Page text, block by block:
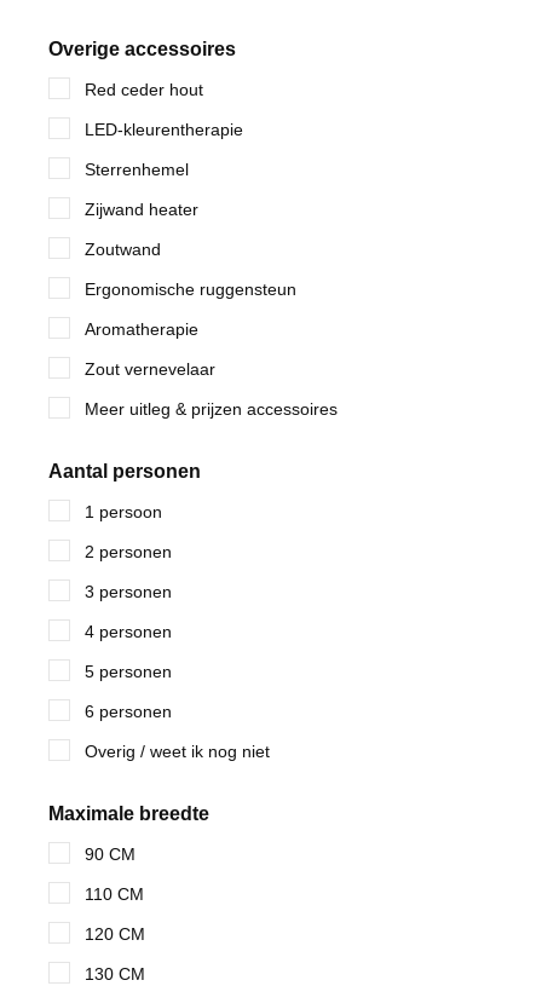
Overige accessoires
Red ceder hout
LED-kleurentherapie
Sterrenhemel
Zijwand heater
Zoutwand
Ergonomische ruggensteun
Aromatherapie
Zout vernevelaar
Meer uitleg & prijzen accessoires
Aantal personen
1 persoon
2 personen
3 personen
4 personen
5 personen
6 personen
Overig / weet ik nog niet
Maximale breedte
90 CM
110 CM
120 CM
130 CM